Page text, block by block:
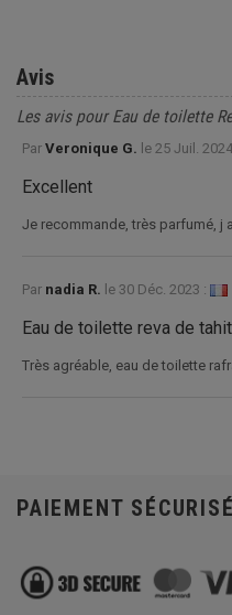
Avis
Les avis pour Eau de toilette
Par Veronique G. le 25 Juil.
Excellent
Je recommande, très parfumé, j
Par nadia R. le 30 Déc. 2023 :
Eau de toilette reva de
Très agréable, eau de toilette
PAIEMENT SÉCURISÉ